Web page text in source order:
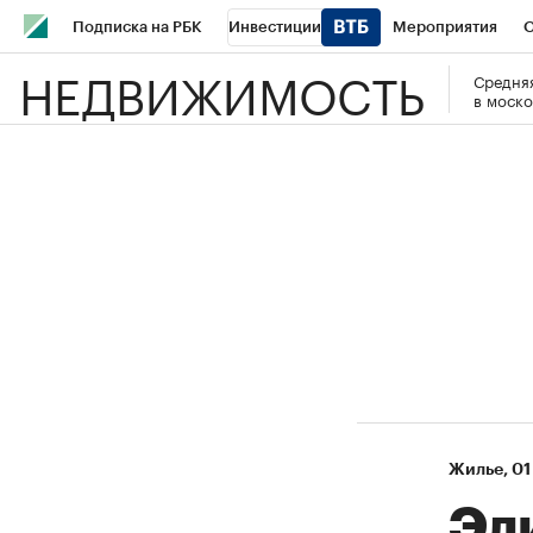
Подписка на РБК Инвестиции Мероприятия
Школа управления РБК РБК Образование РБК Курсы
НЕДВИЖИМОСТЬ
в
Жилье⁠, 01